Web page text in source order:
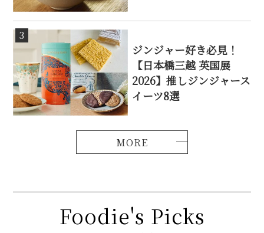
3
ジンジャー好き必見！
【日本橋三越 英国展
2026】推しジンジャース
イーツ8選
Foodie's Picks